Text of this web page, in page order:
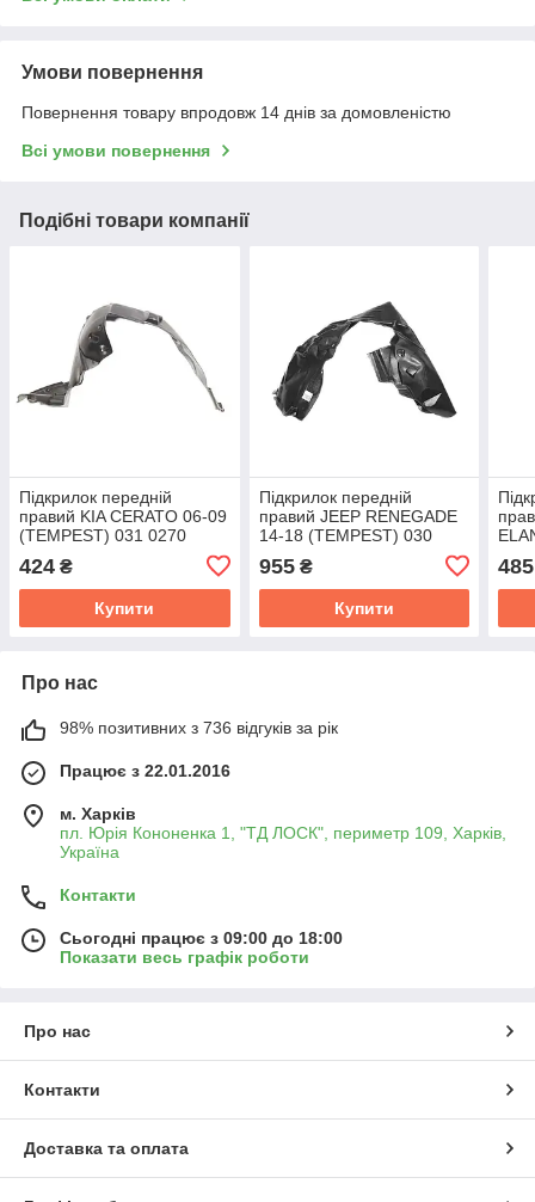
Умови повернення
Повернення товару впродовж 14 днів за домовленістю
Всі умови повернення
Подібні товари компанії
Підкрилок передній
правий KIA CERATO 06-09
(TEMPEST) 031 0270
424 ₴
Купити
Підкрилок передній
правий JEEP RENEGADE
14-18 (TEMPEST) 030
955₴
Купити
485
Про нас
98% позитивних з 736 відгуків за рік
Працює з 22.01.2016
м. Харків
пл. Юрія Кононенка 1, "ТД ЛОСК", периметр 109, Харків,
Україна
Контакти
Сьогодні працює з 09:00 до 18:00
Показати весь графік роботи
Про нас
Контакти
Доставка та оплата